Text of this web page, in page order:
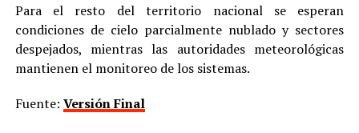
Para el resto del territorio nacional se esperan
condiciones de cielo parcialmente nublado y sectores
despejados, mientras las autoridades meteorológicas
mantienen el monitoreo de los sistemas.
Fuente: Versión Final